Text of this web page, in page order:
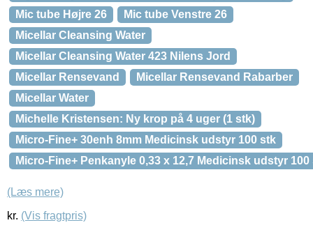
Mic tube Højre 26
Mic tube Venstre 26
Micellar Cleansing Water
Micellar Cleansing Water 423 Nilens Jord
Micellar Rensevand
Micellar Rensevand Rabarber
Micellar Water
Michelle Kristensen: Ny krop på 4 uger (1 stk)
Micro-Fine+ 30enh 8mm Medicinsk udstyr 100 stk
Micro-Fine+ Penkanyle 0,33 x 12,7 Medicinsk udstyr 100
(Læs mere)
kr. (Vis fragtpris)